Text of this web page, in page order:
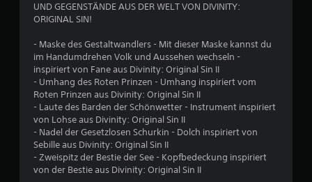
n
g
:
4
.
UND GEGENSTÄNDE AUS DER WELT VON DIVINITY:
ORIGINAL SIN!
- Maske des Gestaltwandlers - Mit dieser Maske kannst du
im Handumdrehen Volk und Aussehen wechseln -
inspiriert von Fane aus Divinity: Original Sin II
- Umhang des Roten Prinzen - Umhang inspiriert vom
Roten Prinzen aus Divinity: Original Sin II
- Laute des Barden der Schönwetter - Instrument inspiriert
von Lohse aus Divinity: Original Sin II
- Nadel der Gesetzlosen Schurkin - Dolch inspiriert von
Sebille aus Divinity: Original Sin II
- Zweispitz der Bestie der See - Kopfbedeckung inspiriert
von der Bestie aus Divinity: Original Sin II